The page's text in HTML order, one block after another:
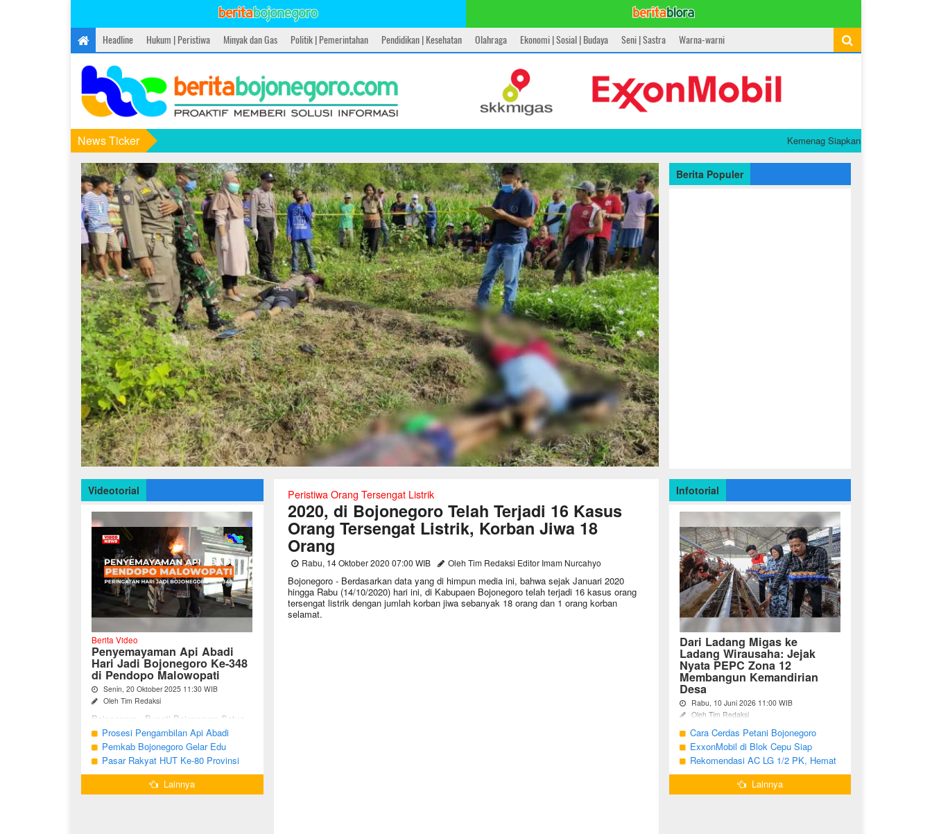
Headline Hukum | Peristiwa Minyak dan Gas Politik | Pemerintahan Pendidikan | Kesehatan Olahraga Ekonomi | Sosial | Budaya Seni | Sastra Warna-warni
News Ticker Kemenag Siapkan 90 Buku PAI dan
Berita Populer
Peristiwa Orang Tersengat Listrik
2020, di Bojonegoro Telah Terjadi 16 Kasus
Orang Tersengat Listrik, Korban Jiwa 18
Orang
Rabu, 14 Oktober 2020 07:00 WIB Oleh Tim Redaksi Editor Imam Nurcahyo
Bojonegoro - Berdasarkan data yang di himpun media ini, bahwa sejak Januari 2020
hingga Rabu (14/10/2020) hari ini, di Kabupaen Bojonegoro telah terjadi 16 kasus orang
tersengat listrik dengan jumlah korban jiwa sebanyak 18 orang dan 1 orang korban
selamat.
Videotorial
Berita Video
Penyemayaman Api Abadi
Hari Jadi Bojonegoro Ke-348
di Pendopo Malowopati
Senin, 20 Oktober 2025 11:30 WIB
Oleh Tim Redaksi
Bojonegoro - Bupati Bojonegoro Setyo
Wahono, didampingi Wakil Bupati Nurul
Azizah dan Ketua DPRD Abdulloh
Umar, bersama jajaran Forkopimda
Bojonegoro ...
Prosesi Pengambilan Api Abadi
Peringatan Hari Jadi Bojonegoro Ke-
348
Pemkab Bojonegoro Gelar Edu
Champ dan Coaching Clinic Seni
Reog dan Jaranan
Pasar Rakyat HUT Ke-80 Provinsi
Jawa Timur di Bojonegoro
Lainnya
Infotorial
Dari Ladang Migas ke
Ladang Wirausaha: Jejak
Nyata PEPC Zona 12
Membangun Kemandirian
Desa
Rabu, 10 Juni 2026 11:00 WIB
Oleh Tim Redaksi
Bojonegoro - Berakhirnya fase
pengembangan Proyek Gas Jambaran-
Tiung Biru (JTB) pada 2021 menjadi
titik balik bagi ratusan pemuda Desa
Bandungrejo, ...
Cara Cerdas Petani Bojonegoro
Menguatkan Ekonomi Keluarga
ExxonMobil di Blok Cepu Siap
Hadapi Target Produksi 2026
Rekomendasi AC LG 1/2 PK, Hemat
Listrik dan Pendinginan Maksimal
Lainnya